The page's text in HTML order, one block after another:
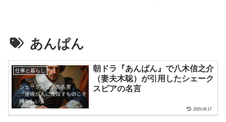
あんぱん
仕事と暮らし
朝ドラ『あんぱん』で八木信之介
（妻夫木聡）が引用したシェーク
スピアの名言
2025.09.17